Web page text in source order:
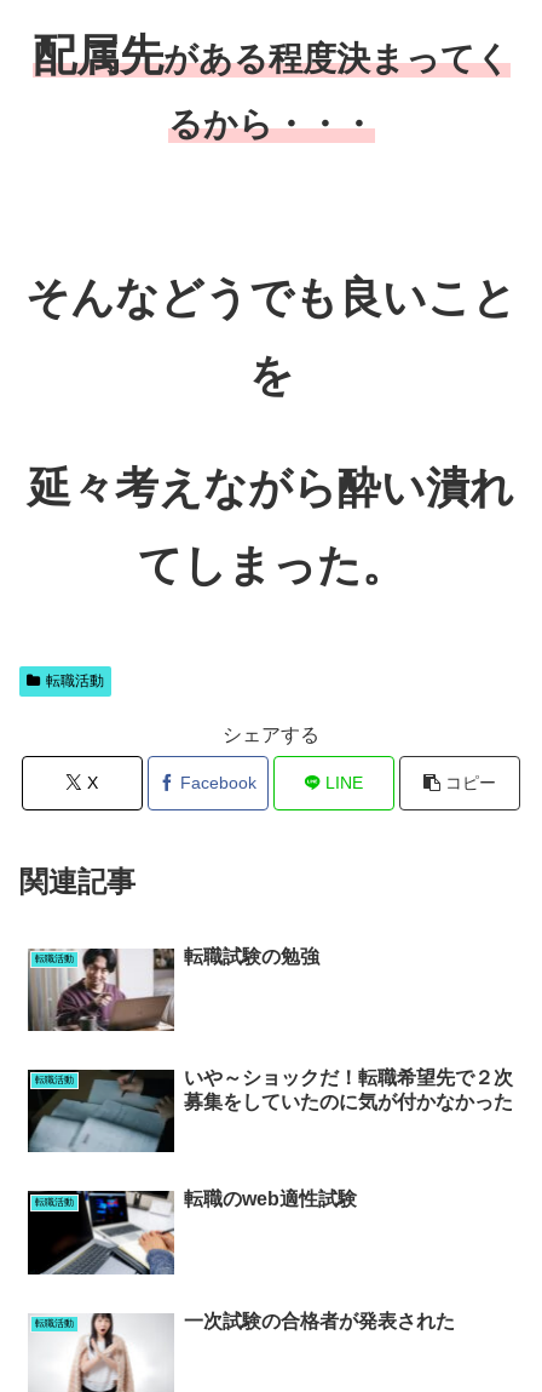
配属先がある程度決まってく
るから・・・
そんなどうでも良いこと
を
延々考えながら酔い潰れ
てしまった。
転職活動
シェアする
X Facebook LINE コピー
関連記事
転職活動 転職試験の勉強
転職活動
いや～ショックだ！転職希望先で２次
募集をしていたのに気が付かなかった
転職活動 転職のweb適性試験
転職活動 一次試験の合格者が発表された